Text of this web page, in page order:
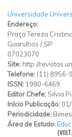
Universidade
Endereço:
Praça Tereza
Guarulhos / SP
07023070
Site: http://
Telefone: (11) 8956-
ISSN: 1980-6469
Editor Chefe: Silvia
Início Publicação:
Periodicidade:
Área de Estudo: